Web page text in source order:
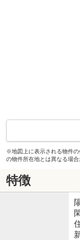
※地図上に表示される物件
の物件所在地とは異なる場合
特徴